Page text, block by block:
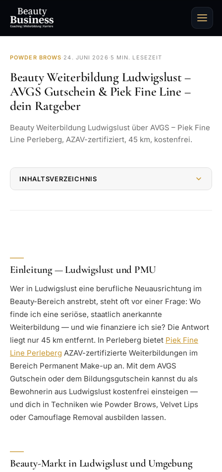
POWDER BROWS· 24. JUNI 2026 · 5 MIN. LESEZEIT
Beauty Weiterbildung Ludwigslust –
AVGS Gutschein & Piek Fine Line –
dein Ratgeber
Beauty Weiterbildung Ludwigslust über AVGS – Piek Fine
Line Perleberg, AZAV-zertifiziert, 45 km, kostenfrei.
INHALTSVERZEICHNIS
Einleitung — Ludwigslust und PMU
Wer in Ludwigslust eine berufliche Neuausrichtung im
Beauty-Bereich anstrebt, steht oft vor einer Frage: Wo
finde ich eine seriöse, staatlich anerkannte
Weiterbildung — und wie finanziere ich sie? Die Antwort
liegt nur 45 km entfernt. In Perleberg bietet Piek Fine
Line Perleberg AZAV-zertifizierte Weiterbildungen im
Bereich Permanent Make-up an. Mit dem AVGS
Gutschein oder dem Bildungsgutschein kannst du als
Bewohnerin aus Ludwigslust kostenfrei einsteigen —
und dich in Techniken wie Powder Brows, Velvet Lips
oder Camouflage Removal ausbilden lassen.
Beauty-Markt in Ludwigslust und Umgebung